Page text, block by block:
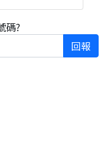
碼?
回報